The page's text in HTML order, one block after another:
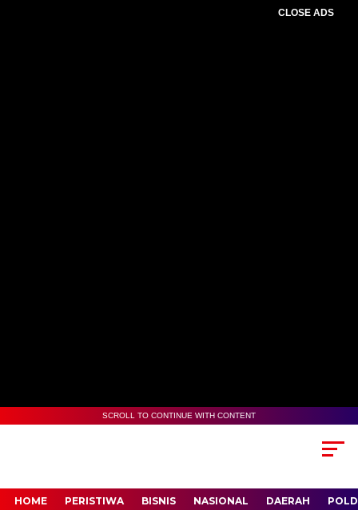
CLOSE ADS
SCROLL TO CONTINUE WITH CONTENT
HOME PERISTIWA BISNIS NASIONAL DAERAH